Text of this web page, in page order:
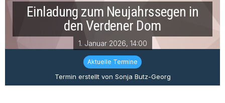
Einladung zum Neujahrssegen in
den Verdener Dom
1. Januar 2026, 14:00
Aktuelle Termine
Termin erstellt von Sonja Butz-Georg